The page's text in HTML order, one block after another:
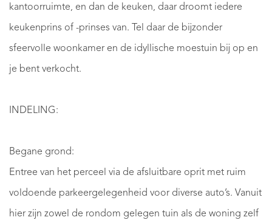
kantoorruimte, en dan de keuken, daar droomt iedere
keukenprins of -prinses van. Tel daar de bijzonder
sfeervolle woonkamer en de idyllische moestuin bij op en
je bent verkocht.
INDELING:
Begane grond:
Entree van het perceel via de afsluitbare oprit met ruim
voldoende parkeergelegenheid voor diverse auto’s. Vanuit
hier zijn zowel de rondom gelegen tuin als de woning zelf